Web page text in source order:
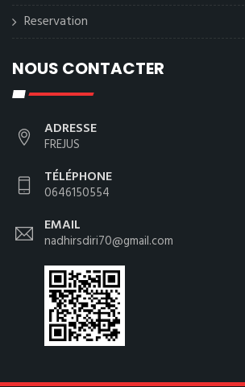
Reservation
NOUS CONTACTER
ADRESSE
FREJUS
TÉLÉPHONE
0646150554
EMAIL
nadhirsdiri70@gmail.com